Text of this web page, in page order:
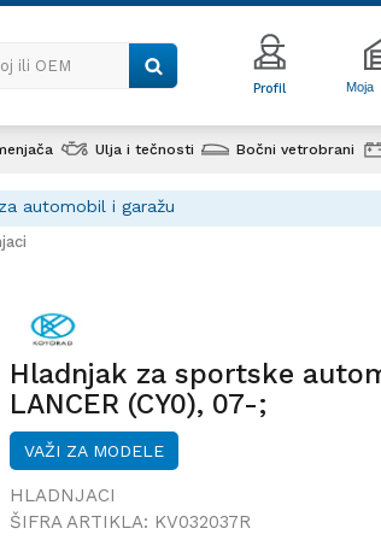
ili OEM
Profil Moja
Ulja i tečnosti Bočni vetrobrani
automobil i garažu
Hladnjak za sportske
LANCER (CY0), 07-;
VAŽI ZA MODELE
HLADNJACI
ŠIFRA ARTIKLA: KV032037R